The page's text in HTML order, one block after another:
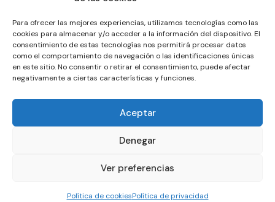
Para ofrecer las mejores experiencias, utilizamos tecnologías como las
cookies para almacenar y/o acceder a la información del dispositivo. El
consentimiento de estas tecnologías nos permitirá procesar datos
como el comportamiento de navegación o las identificaciones únicas
en este sitio. No consentir o retirar el consentimiento, puede afectar
negativamente a ciertas características y funciones.
Aceptar
Denegar
Ver preferencias
Política de cookiesPolítica de privacidad
© La Servilleta - El Blog de Paco Prieto
Política de cookiesPolítica de privacidad